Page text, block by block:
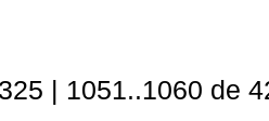
| 1051..1060 de